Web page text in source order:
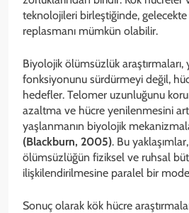
teknolojileri birleştiğinde,
replasmanı mümkün olabilir.
Biyolojik ölümsüzlük araştırmaları,
fonksiyonunu sürdürmeyi değil,
hedefler. Telomer uzunluğunu
azaltma ve hücre yenilenmesini
yaşlanmanın biyolojik
(Blackburn, 2005). Bu
ölümsüzlüğün fiziksel ve ruhsal
ilişkilendirilmesine paralel bir
Sonuç olarak kök hücre